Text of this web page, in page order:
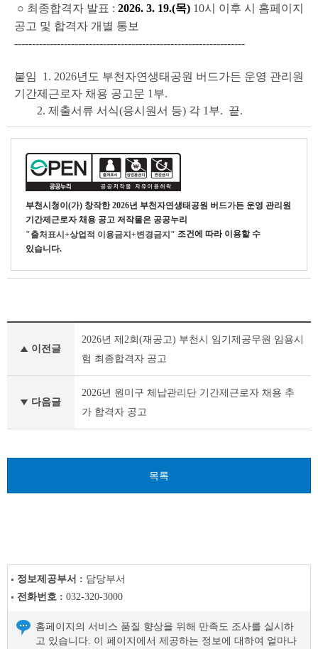
○ 최종합격자 발표 : 2026. 3. 19.(목) 10시 이후 시 홈페이지
공고 및 합격자 개별 통보
-----------------------------------------------------------------
붙임 1. 2026년도 부천자연생태공원 버드가든 운영 관리원
기간제근로자 채용 공고문 1부.
2. 제출서류 서식(응시원서 등) 각 1부. 끝.
부천시청이(가) 창작한2026년 부천자연생태공원 버드가든 운영 관리원
기간제근로자 채용 공고 저작물은 공공누리
"출처표시+상업적 이용금지+변경금지" 조건에 따라 이용할 수
있습니다.
(채
시
이전글
2026년 제2회(재공고) 부천시 임기제공무원 임용시
험 최종합격자 공고
다음글
2026년 원미구 체납관리단 기간제근로자 채용 추
가 합격자 공고
목록
정보제공부서 : 담당부서
전화번호 : 032-320-3000
홈페이지의 서비스 품질 향상을 위해 만족도 조사를 실시하
고 있습니다. 이 페이지에서 제공하는 정보에 대하여 얼마나